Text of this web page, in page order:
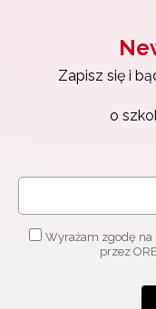
Zapisz się i
o
Wyrażam zgodę
przez